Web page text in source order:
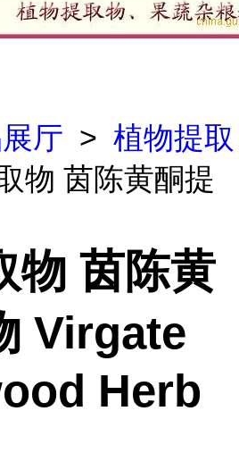
厅 > 植物提取
物 茵陈黄酮提
物 茵陈黄
Virgate
Herb